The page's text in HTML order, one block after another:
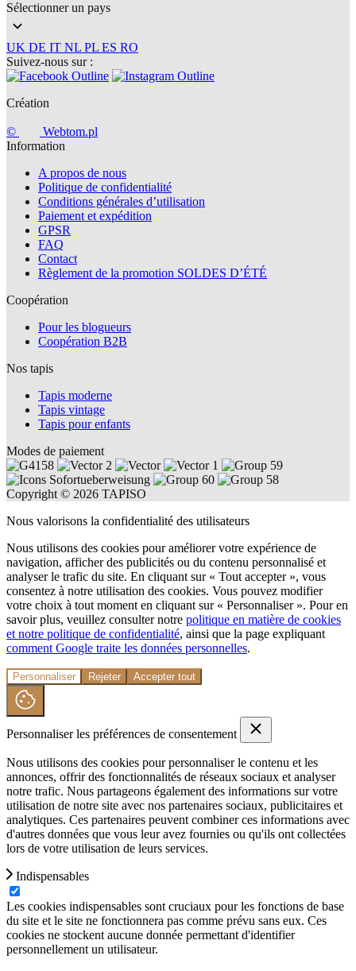
Sélectionner un pays
UK DE IT NL PL ES RO
Suivez-nous sur :
Création
©
Webtom.pl
Information
A propos de nous
Politique de confidentialité
Conditions générales d’utilisation
Paiement et expédition
GPSR
FAQ
Contact
Règlement de la promotion SOLDES D’ÉTÉ
Coopération
Pour les blogueurs
Coopération B2B
Nos tapis
Tapis moderne
Tapis vintage
Tapis pour enfants
Modes de paiement
Copyright © 2026 TAPISO
Nous valorisons la confidentialité des utilisateurs
Nous utilisons des cookies pour améliorer votre expérience de
navigation, afficher des publicités ou du contenu personnalisé et
analyser le trafic du site. En cliquant sur « Tout accepter », vous
consentez à notre utilisation des cookies. Vous pouvez modifier
votre choix à tout moment en cliquant sur « Personnaliser ». Pour en
savoir plus, veuillez consulter notre politique en matière de cookies
et notre politique de confidentialité, ainsi que la page expliquant
comment Google traite les données personnelles.
Personnaliser Rejeter Accepter tout
Personnaliser les préférences de consentement
Nous utilisons des cookies pour personnaliser le contenu et les
annonces, offrir des fonctionnalités de réseaux sociaux et analyser
notre trafic. Nous partageons également des informations sur votre
utilisation de notre site avec nos partenaires sociaux, publicitaires et
analytiques. Ces partenaires peuvent combiner ces informations avec
d'autres données que vous leur avez fournies ou qu'ils ont collectées
lors de votre utilisation de leurs services.
Indispensables
Les cookies indispensables sont cruciaux pour les fonctions de base
du site et le site ne fonctionnera pas comme prévu sans eux. Ces
cookies ne stockent aucune donnée permettant d'identifier
personnellement un utilisateur.